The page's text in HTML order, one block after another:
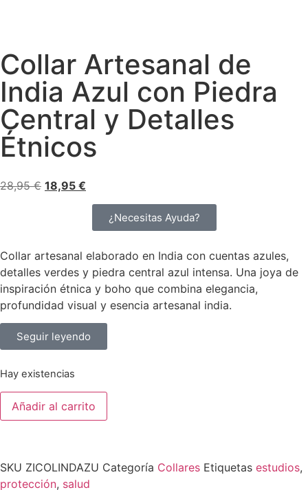
Collar Artesanal de
India Azul con Piedra
Central y Detalles
Étnicos
28,95€ 18,95 €
¿Necesitas Ayuda?
Collar artesanal elaborado en India con cuentas azules,
detalles verdes y piedra central azul intensa. Una joya de
inspiración étnica y boho que combina elegancia,
profundidad visual y esencia artesanal india.
Seguir leyendo
Hay existencias
Añadir al carrito
SKU ZICOLINDAZU Categoría Collares Etiquetas estudios,
protección, salud